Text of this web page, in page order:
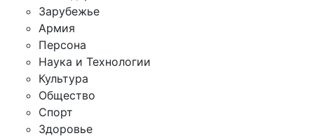
Зарубежье
Армия
Персона
Наука и Технологии
Культура
Общество
Спорт
Здоровье